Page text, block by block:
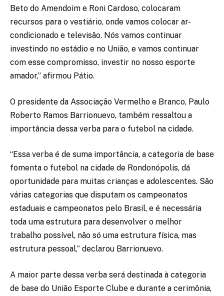
Beto do Amendoim e Roni Cardoso, colocaram
recursos para o vestiário, onde vamos colocar ar-
condicionado e televisão. Nós vamos continuar
investindo no estádio e no União, e vamos continuar
com esse compromisso, investir no nosso esporte
amador,” afirmou Pátio.
O presidente da Associação Vermelho e Branco, Paulo
Roberto Ramos Barrionuevo, também ressaltou a
importância dessa verba para o futebol na cidade.
“Essa verba é de suma importância, a categoria de base
fomenta o futebol na cidade de Rondonópolis, dá
oportunidade para muitas crianças e adolescentes. São
várias categorias que disputam os campeonatos
estaduais e campeonatos pelo Brasil, e é necessária
toda uma estrutura para desenvolver o melhor
trabalho possível, não só uma estrutura física, mas
estrutura pessoal,” declarou Barrionuevo.
A maior parte dessa verba será destinada à categoria
de base do União Esporte Clube e durante a cerimônia,